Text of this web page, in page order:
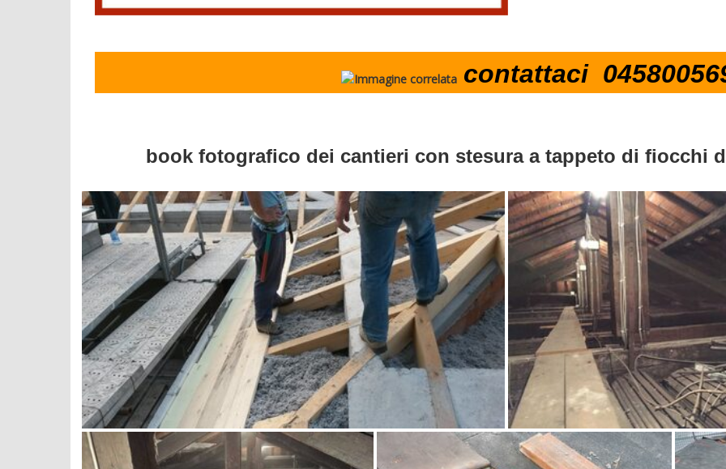
contattaci
book fotografico dei cantieri con stesura a tappeto di fiocchi